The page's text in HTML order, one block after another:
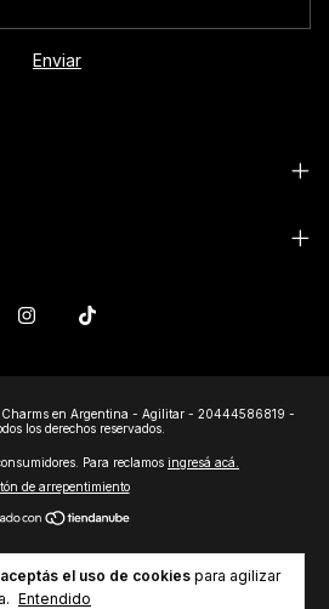
aceptás el uso de cookies para agilizar
Entendido
Charms en Argentina - Agilitar - 20444586819 -
los derechos reservados.
Para reclamos ingresá acá.
de arrepentimiento